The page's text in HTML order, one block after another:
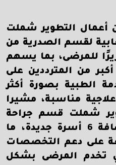
أعمال التطوير شملت
لقسم الصدرية من
إلى 30 سريرًا للمرضى، بما يسهم
من المترددين على
الطبية بصورة أكثر
مناسبة، مشيرا
شملت قسم جراحة
الأوعية الدموية بإضافة 6 أسرة جديدة، ما
على دعم التخصصات
تخدم المرضى بشكل